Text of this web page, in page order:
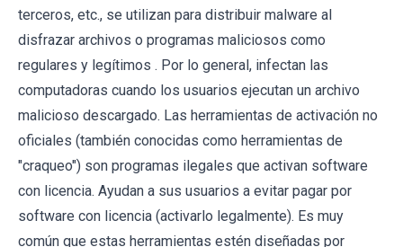
terceros, etc., se utilizan para distribuir malware al
disfrazar archivos o programas maliciosos como
regulares y legítimos . Por lo general, infectan las
computadoras cuando los usuarios ejecutan un archivo
malicioso descargado. Las herramientas de activación no
oficiales (también conocidas como herramientas de
"craqueo") son programas ilegales que activan software
con licencia. Ayudan a sus usuarios a evitar pagar por
software con licencia (activarlo legalmente). Es muy
común que estas herramientas estén diseñadas por